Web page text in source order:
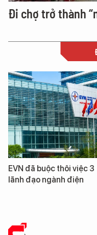
Đi chợ trở thành
Trung Quốc phát hiện
cao su tự nhiên” từ một